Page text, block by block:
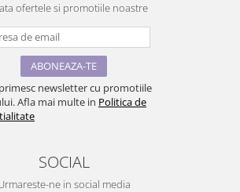
ofertele si promotiile noastre
newsletter cu promotiile
Afla mai multe in Politica de
SOCIAL
ne in social media